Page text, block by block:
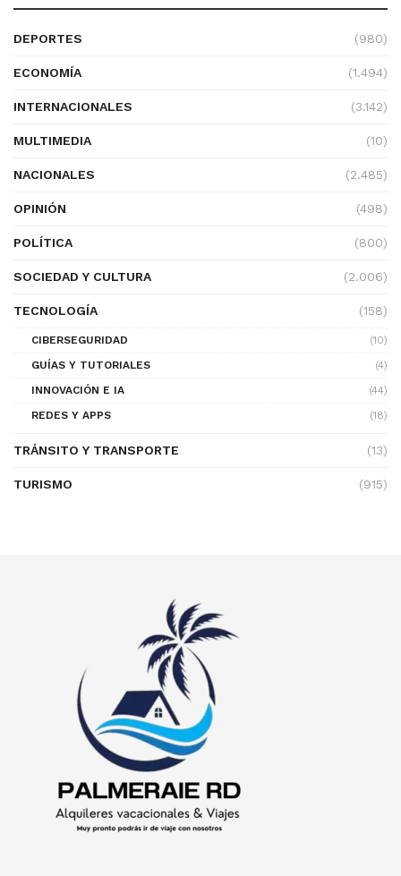
DEPORTES (980)
ECONOMÍA (1.494)
INTERNACIONALES (3.142)
MULTIMEDIA (10)
NACIONALES (2.485)
OPINIÓN (498)
POLÍTICA (800)
SOCIEDAD Y CULTURA (2.006)
TECNOLOGÍA (158)
CIBERSEGURIDAD
(10)
GUÍAS Y TUTORIALES
(4)
INNOVACIÓN E IA
(44)
REDES Y APPS
(18)
TRÁNSITO Y TRANSPORTE (13)
TURISMO (915)